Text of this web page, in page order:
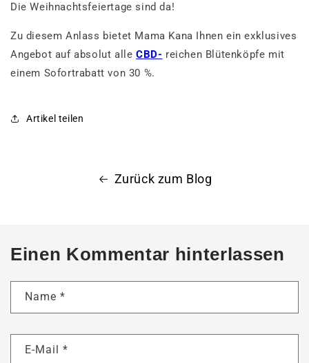
Die Weihnachtsfeiertage sind da!
Zu diesem Anlass bietet Mama Kana Ihnen ein exklusives
Angebot auf absolut alleCBD- reichen Blütenköpfe mit
einem Sofortrabatt von 30 %.
Artikel teilen
Zurück zum Blog
Einen Kommentar hinterlassen
Name *
E-Mail *